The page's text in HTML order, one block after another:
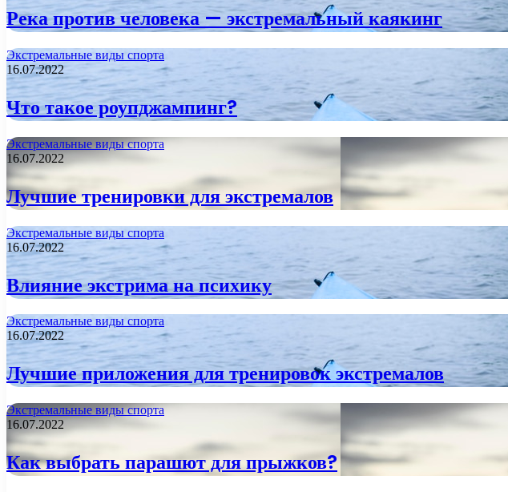
Река против человека — экстремальный каякинг
Экстремальные виды спорта
16.07.2022
Что такое роупджампинг?
Экстремальные виды спорта
16.07.2022
Лучшие тренировки для экстремалов
Экстремальные виды спорта
16.07.2022
Влияние экстрима на психику
Экстремальные виды спорта
16.07.2022
Лучшие приложения для тренировок экстремалов
Экстремальные виды спорта
16.07.2022
Как выбрать парашют для прыжков?